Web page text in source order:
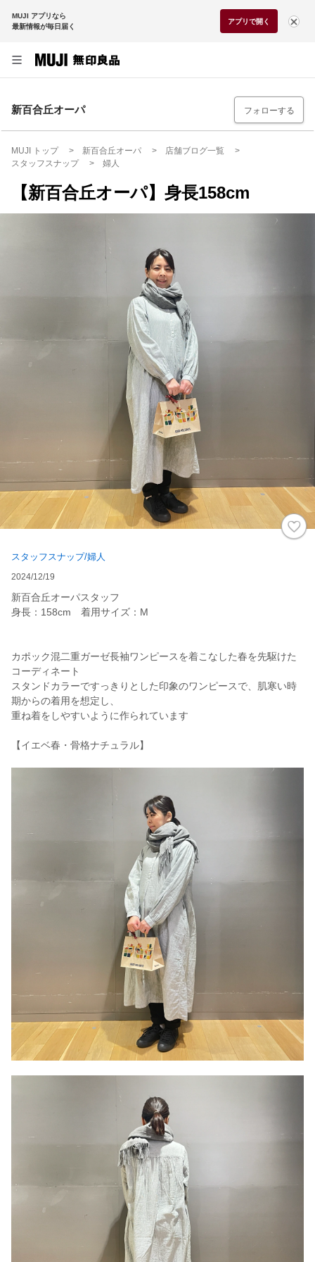
MUJI アプリなら
最新情報が毎日届く
アプリで開く
新百合丘オーパ フォローする
MUJI トップ 新百合丘オーパ
店舗ブログ一覧
スタッフスナップ
婦人
【新百合丘オーパ】身長158cm
スタッフスナップ/婦人
2024/12/19
新百合丘オーパスタッフ
身長：158cm 着用サイズ：M
カポック混二重ガーゼ長袖ワンピースを着こなした春を先駆けた
コーディネート
スタンドカラーですっきりとした印象のワンピースで、肌寒い時
期からの着用を想定し、
重ね着をしやすいように作られています
【イエベ春・骨格ナチュラル】